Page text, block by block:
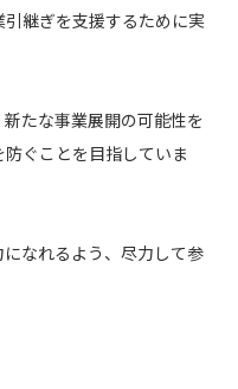
継ぎを支援するために実
たな事業展開の可能性を
ぐことを目指していま
なれるよう、尽力して参